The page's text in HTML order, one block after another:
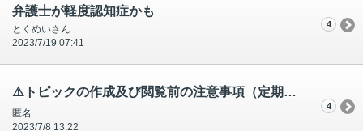
弁護士が軽度認知症かも
とくめいさん
2023/7/19 07:41
4
⚠️トピックの作成及び閲覧前の注意事項（定期配信）⚠️
匿名
2023/7/8 13:22
4